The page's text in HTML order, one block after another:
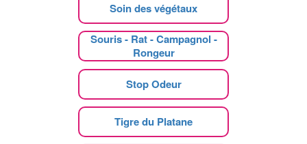
Soin des végétaux
Souris - Rat - Campagnol -
Rongeur
Stop Odeur
Tigre du Platane